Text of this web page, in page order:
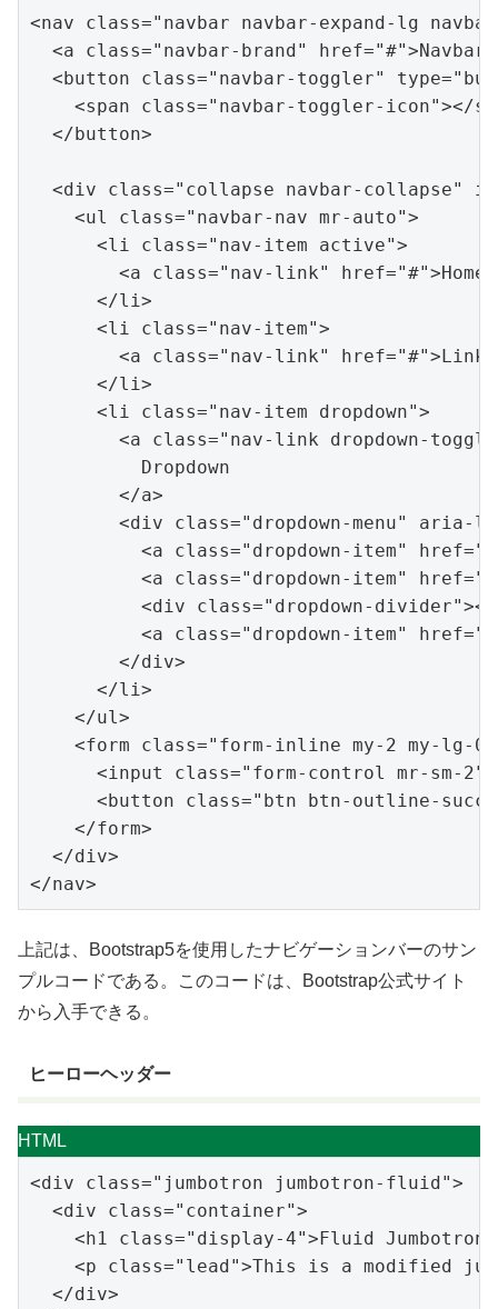
<nav class="navbar navbar-expand-lg
<a class="navbar-brand" href="#">Navbar
<button class="navbar-toggler" type=
<span class="navbar-toggler-icon"></
</button>
<div class="collapse navbar-collapse" id
<ul class="navbar-nav mr-auto">
<li class="nav-item active">
<a class="nav-link" href="#">Home
</li >
<li class="nav-item">
<a class="nav-link" href="#">Link
</li >
<li class="nav-item dropdown">
<a class="nav- link dropdown-
Dropdown
</a>
<div class="dropdown-menu"
aria-
<a class="dropdown-item" href=
<a class="dropdown- item" href=
<div class="dropdown-divider"></
<a class="dropdown-item" href=
</div>
</li >
</ul >
<form class="form-inline my-2 my-lg-0"
<input class="form-control mr-sm-2"
<button class="btn btn-outline-
</form>
</di v>
</nav>
上記は、Bootstrap5を使用したナビゲーションバーのサン
プルコードである。このコードは、Bootstrap公式サイト
から入手できる。
ヒーローヘッダー
HTML
<div class="jumbotron jumbotron-fluid">
<div class="container">
<h1 class="display-4">Fluid Jumbotron
<p class="lead">This is a modified
</div>